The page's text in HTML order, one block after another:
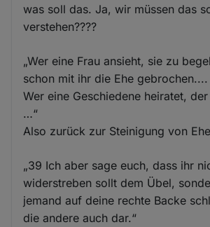
was soll das. Ja, wir müssen das
verstehen????
„Wer eine Frau ansieht, sie zu
schon mit ihr die Ehe gebrochen....
Wer eine Geschiedene heiratet,
…“
Also zurück zur Steinigung von
„39 Ich aber sage euch, dass ihr
widerstreben sollt dem Übel,
jemand auf deine rechte Backe
die andere auch dar.“